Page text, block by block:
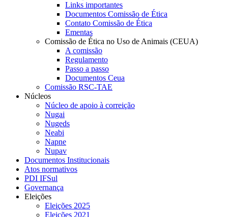
Links importantes
Documentos Comissão de Ética
Contato Comissão de Ética
Ementas
Comissão de Ética no Uso de Animais (CEUA)
A comissão
Regulamento
Passo a passo
Documentos Ceua
Comissão RSC-TAE
Núcleos
Núcleo de apoio à correição
Nugai
Nugeds
Neabi
Napne
Nupav
Documentos Institucionais
Atos normativos
PDI IFSul
Governança
Eleições
Eleições 2025
Eleições 2021